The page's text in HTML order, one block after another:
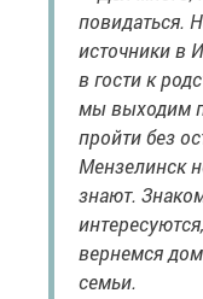
повидаться.
источники в
в гости к
мы выходим
пройти без
Мензелинск
знают.
вернемся
семьи.